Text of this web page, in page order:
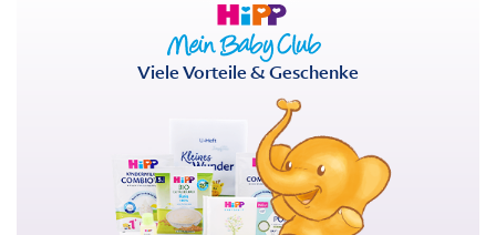
Viele Vorteile & Geschenke